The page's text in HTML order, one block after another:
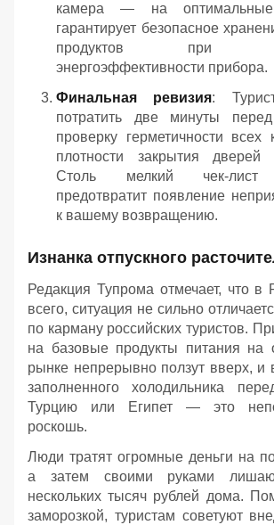
камера — на
гарантирует безопасное
продуктов при
энергоэффективности прибора.
Финальная ревизия:
потратить две минуты
проверку герметичности всех
плотности закрытия дверей
Столь мелкий чек-лист
предотвратит появление
к вашему возвращению.
Изнанка отпускного
Редакция Тупрома отмечает, что в
всего, ситуация не сильно
по карману российских туристов.
на базовые продукты питания на
рынке непрерывно ползут вверх, и
заполненного холодильника
Турцию или Египет — это
роскошь.
Люди тратят огромные деньги на
а затем своими руками
нескольких тысяч рублей дома.
заморозкой, туристам советуют